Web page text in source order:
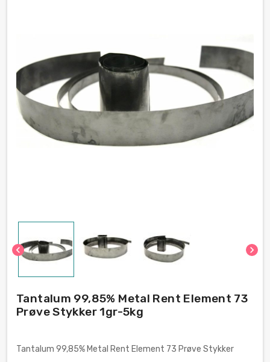
chevron_left chevron_right
Tantalum 99,85% Metal Rent Element 73
Prøve Stykker 1gr-5kg
Tantalum 99,85% Metal Rent Element 73 Prøve Stykker